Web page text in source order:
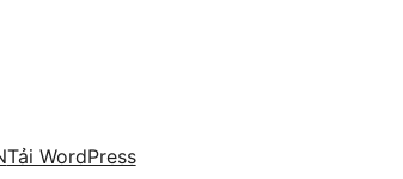
Tải WordPress